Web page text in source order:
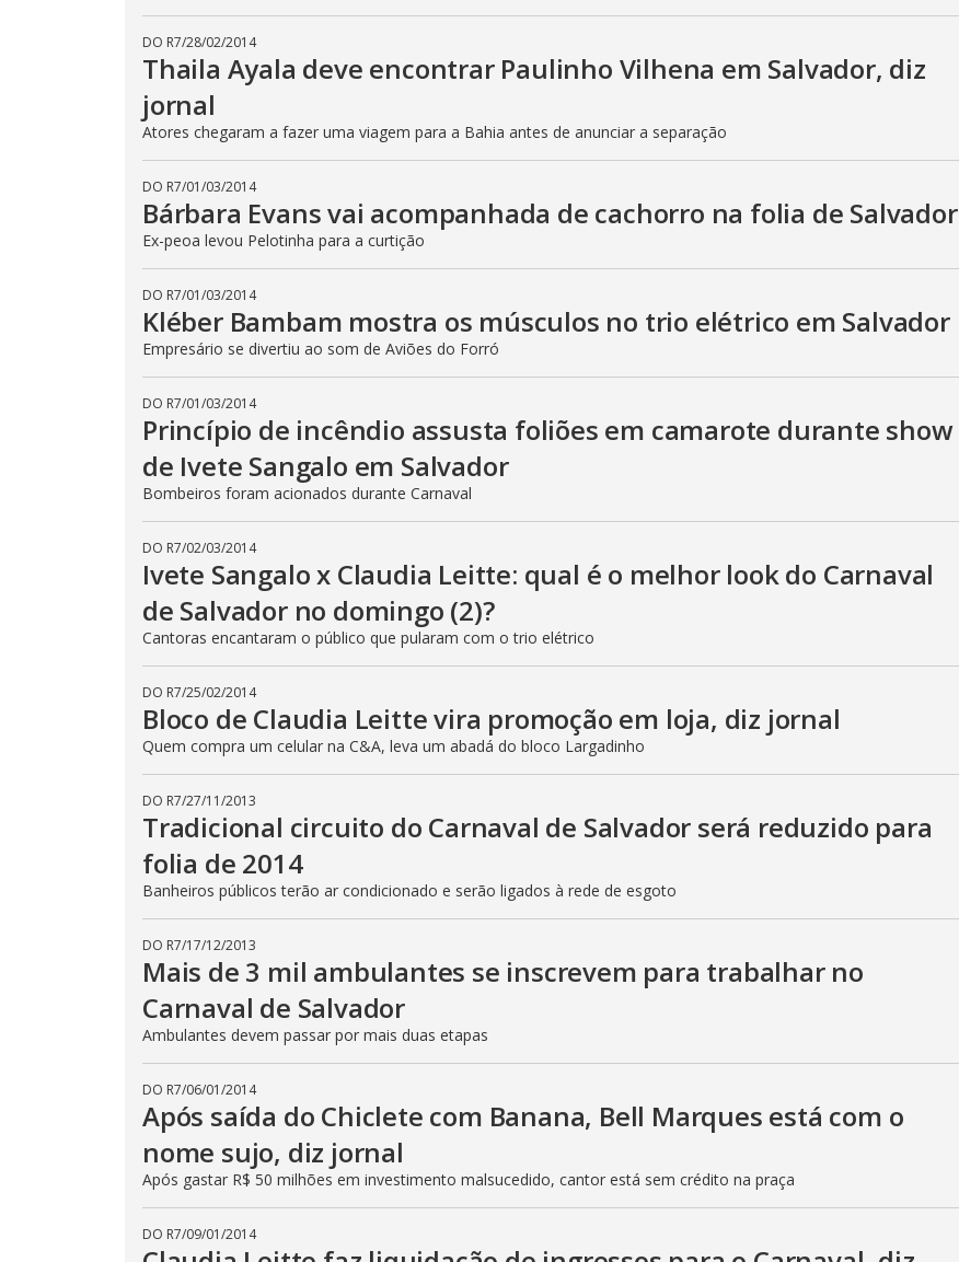
DO R7/28/02/2014
Thaila Ayala deve encontrar Paulinho Vilhena em Salvador, diz
jornal
Atores chegaram a fazer uma viagem para a Bahia antes de anunciar a separação
DO R7/01/03/2014
Bárbara Evans vai acompanhada de cachorro na folia de Salvador
Ex-peoa levou Pelotinha para a curtição
DO R7/01/03/2014
Kléber Bambam mostra os músculos no trio elétrico em Salvador
Empresário se divertiu ao som de Aviões do Forró
DO R7/01/03/2014
Princípio de incêndio assusta foliões em camarote durante show
de Ivete Sangalo em Salvador
Bombeiros foram acionados durante Carnaval
DO R7/02/03/2014
Ivete Sangalo x Claudia Leitte: qual é o melhor look do Carnaval
de Salvador no domingo (2)?
Cantoras encantaram o público que pularam com o trio elétrico
DO R7/25/02/2014
Bloco de Claudia Leitte vira promoção em loja, diz jornal
Quem compra um celular na C&A, leva um abadá do bloco Largadinho
DO R7/27/11/2013
Tradicional circuito do Carnaval de Salvador será reduzido para
folia de 2014
Banheiros públicos terão ar condicionado e serão ligados à rede de esgoto
DO R7/17/12/2013
Mais de 3 mil ambulantes se inscrevem para trabalhar no
Carnaval de Salvador
Ambulantes devem passar por mais duas etapas
DO R7/06/01/2014
Após saída do Chiclete com Banana, Bell Marques está com o
nome sujo, diz jornal
Após gastar R$ 50 milhões em investimento malsucedido, cantor está sem crédito na praça
DO R7/09/01/2014